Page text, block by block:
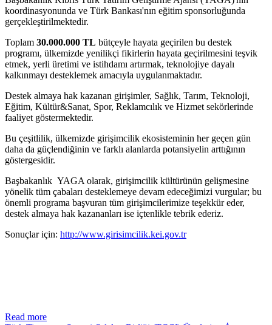
koordinasyonunda ve Türk Bankası'nın eğitim sponsorluğunda
gerçekleştirilmektedir.
Toplam 30.000.000 TL bütçeyle hayata geçirilen bu destek
programı, ülkemizde yenilikçi fikirlerin hayata geçirilmesini teşvik
etmek, yerli üretimi ve istihdamı artırmak, teknolojiye dayalı
kalkınmayı desteklemek amacıyla uygulanmaktadır.
Destek almaya hak kazanan girişimler, Sağlık, Tarım, Teknoloji,
Eğitim, Kültür&Sanat, Spor, Reklamcılık ve Hizmet sekörlerinde
faaliyet göstermektedir.
Bu çeşitlilik, ülkemizde girişimcilik ekosisteminin her geçen gün
daha da güçlendiğinin ve farklı alanlarda potansiyelin arttığının
göstergesidir.
Başbakanlık YAGA olarak, girişimcilik kültürünün gelişmesine
yönelik tüm çabaları desteklemeye devam edeceğimizi vurgular; bu
önemli programa başvuran tüm girişimcilerimize teşekkür eder,
destek almaya hak kazananları ise içtenlikle tebrik ederiz.
Sonuçlar için: http://www.girisimcilik.kei.gov.tr
Read more